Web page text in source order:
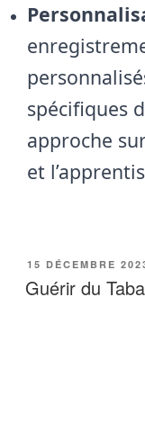
spécifiques
approche
et
PUBLIÉ
LE
15 DÉCEMBRE
Guérir du